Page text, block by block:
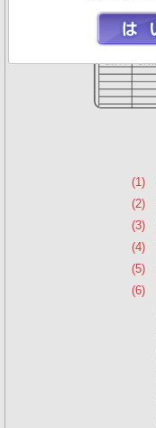
(1)
(2)
(3)
(4)
(5)
(6)